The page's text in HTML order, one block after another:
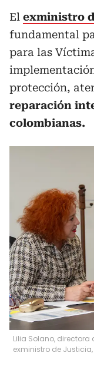
El exministro
fundamental
para las
protección,
reparación
colombianas.
Lilia Solano,
exministro de